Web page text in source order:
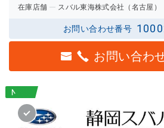
在庫店舗 スバル東海株式会社（名古屋
お問い合わせ番号
お問い合わ